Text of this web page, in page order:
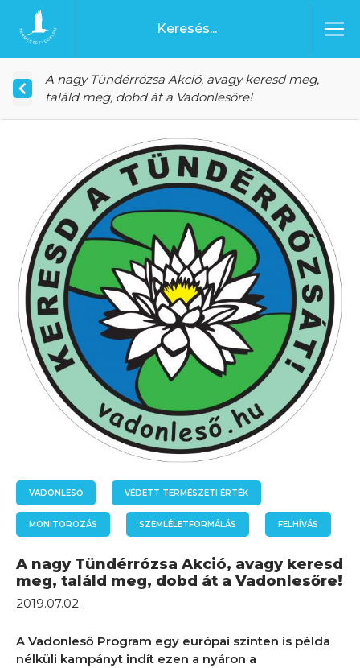
Ugrás a tartalomhoz
Főoldal
A nagy Tündérrózsa Akció, avagy keresd meg,
találd meg, dobd át a Vadonlesőre!
VADONLESŐ VÉDETT TERMÉSZETI ÉRTÉK
MONITOROZÁS SZEMLÉLETFORMÁLÁS FELHÍVÁS
A nagy Tündérrózsa Akció, avagy keresd
meg, találd meg, dobd át a Vadonlesőre!
2019.07.02.
A Vadonleső Program egy európai szinten is példa
nélküli kampányt indít ezen a nyáron a